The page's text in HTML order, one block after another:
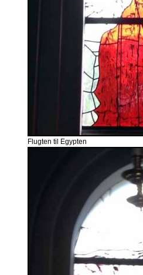
Flugten til Egypten